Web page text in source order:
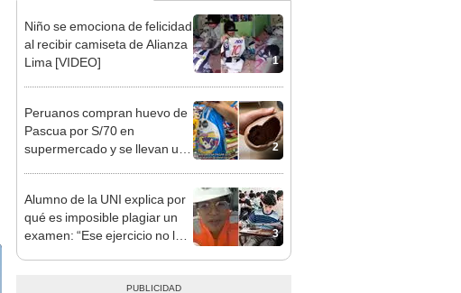
1
Niño se emociona de felicidad
al recibir camiseta de Alianza
Lima [VIDEO]
2
Peruanos compran huevo de
Pascua por S/70 en
supermercado y se llevan una
3
Alumno de la UNI explica por
qué es imposible plagiar un
examen: “Ese ejercicio no lo